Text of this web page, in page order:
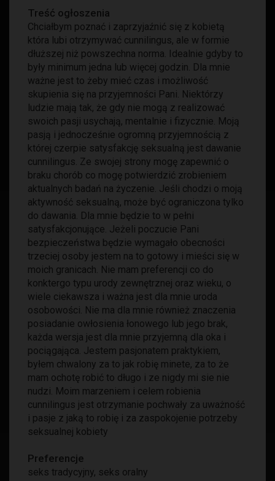
Treść ogłoszenia
Chciałbym poznać i zaprzyjaźnić się z kobietą
która lubi otrzymywać cunnilingus, ale w formie
dłuższej niż powszechna norma. Idealnie gdyby to
były minimum jedna lub więcej godzin. Dla mnie
ważne jest to żeby mieć czas i możliwość
skupienia się na przyjemności Pani. Niektórzy
ludzie mają tak, że gdy nie mogą z realizować
swoich pasji usychają, mentalnie i fizycznie. Moją
pasją i jednocześnie ogromną przyjemnością z
której czerpie satysfakcję seksualną jest dawanie
cunnilingus. Ze swojej strony mogę zapewnić o
braku chorób co mogę potwierdzić zrobieniem
aktualnych badań na życzenie. Jeśli chodzi o moją
aktywność seksualną, może być ograniczona tylko
do dawania. Dla mnie będzie to w pełni
satysfakcjonujące. Jeżeli poczucie Pani
bezpieczeństwa będzie wymagało obecności
trzeciej osoby jestem na to gotowy i mieści się w
moich granicach. Nie mam preferencji co do
konktergo typu urody zewnętrznej oraz wieku, o
wiele ciekawsza i ważna jest dla mnie uroda
osobowości. Nie ma dla mnie również znaczenia
posiadanie owłosienia łonowego lub jego brak,
każda wersja jest dla mnie przyjemną dla oka i
pociągająca. Jestem pasjonatem praktykiem,
byłem chwalony za to jak robię minete, za to że
mam ochotę robić to długo i ze nigdy mi sie nie
nudzi. Moim marzeniem i celem robienia
cunnilingus jest otrzymanie pochwały za uważność
i pasje z jaką to robię i za zaspokojenie potrzeby
seksualnej kobiety
Preferencje
seks tradycyjny, seks oralny